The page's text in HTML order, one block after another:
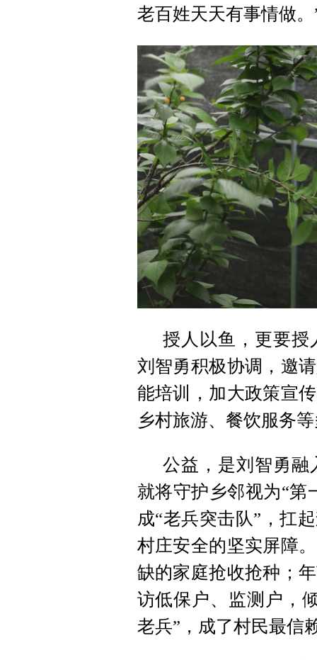
老百姓天天有事情做
授人以鱼，更要授
刘智勇积极协调，邀
能培训，加大政策宣
乡村旅游、餐饮服务
公益，是刘智勇融
就将守护乡邻视为“第
成“老兵突击队”，扛
村庄安全的坚实屏障
缺的家庭抢收抢种；
访低保户、监测户，
老兵”，成了村民最信